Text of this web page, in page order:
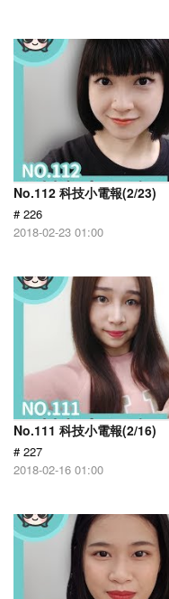
No.112 科技小電報(2/23)
# 226
2018-02-23 01:00
No.111 科技小電報(2/16)
# 227
2018-02-16 01:00